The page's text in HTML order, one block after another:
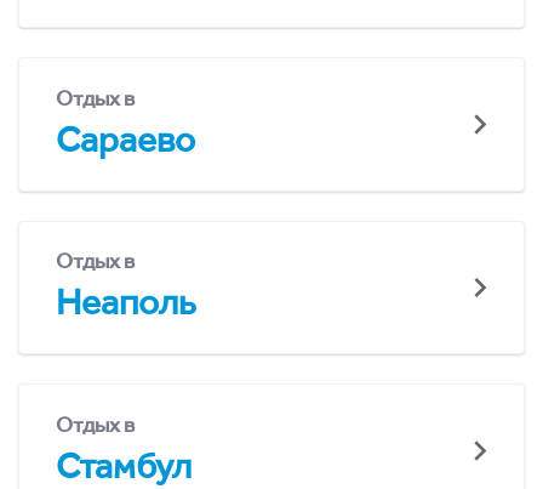
Отдых в
Сараево
Отдых в
Неаполь
Отдых в
Стамбул